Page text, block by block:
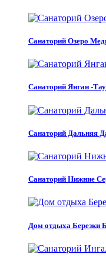
Санаторий Озеро
Санаторий Янган -
Санаторий Дальняя
Санаторий Нижние
Дом отдыха Березки